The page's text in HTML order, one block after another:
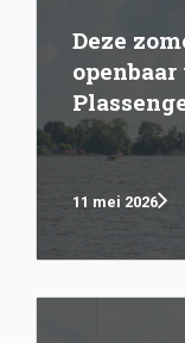
Deze
11 mei 2026